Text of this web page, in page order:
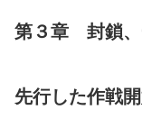
第３章 封鎖、
先行した作戦